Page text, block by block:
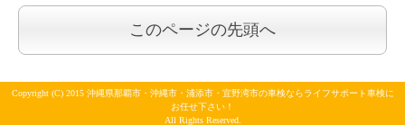
このページの先頭へ
Copyright (C) 2015 沖縄県那覇市・沖縄市・浦添市・宜野湾市の車検ならライフサポート車検に
お任せ下さい！
All Rights Reserved.